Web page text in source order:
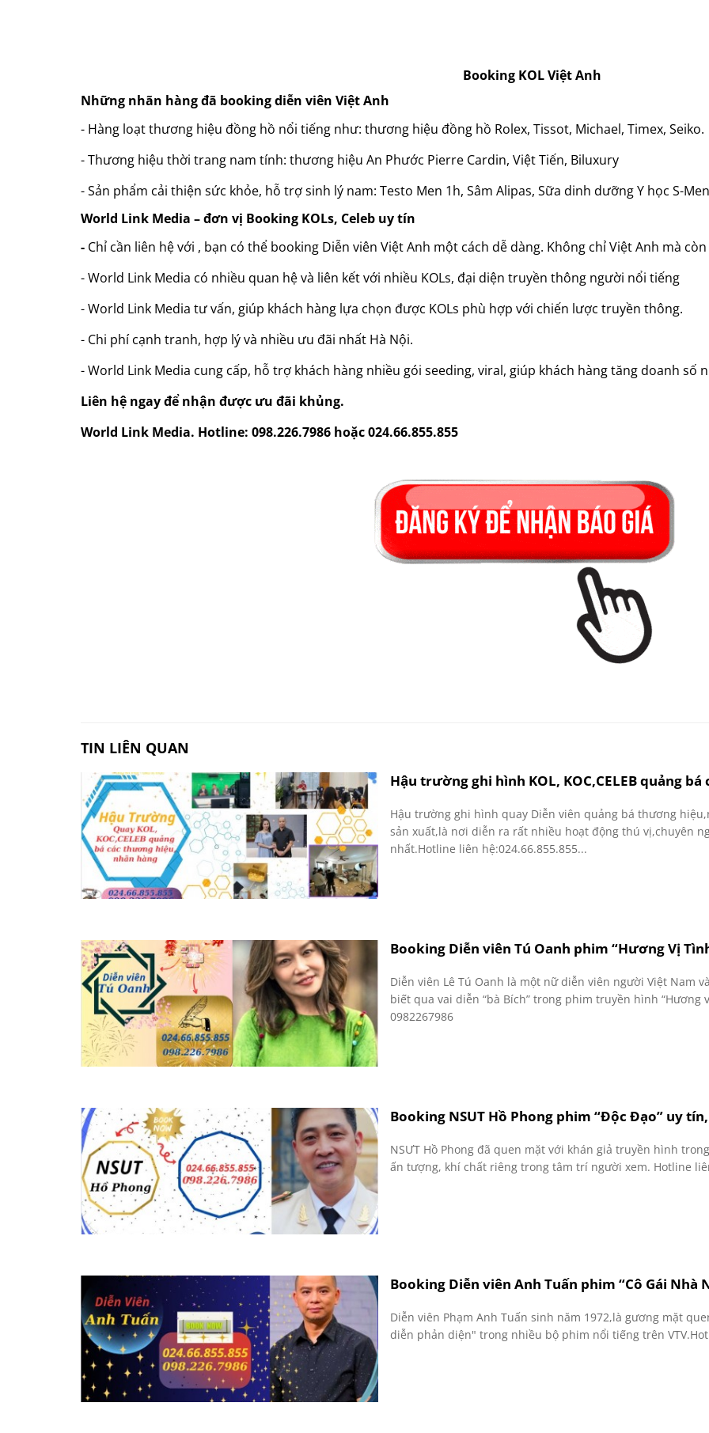
Booking KOL Việt Anh
Những nhãn hàng đã booking diễn viên Việt Anh
- Hàng loạt thương hiệu đồng hồ nổi tiếng như: thương hiệu đồng hồ Rolex, Tissot, Michael, Timex, Seiko.
- Thương hiệu thời trang nam tính: thương hiệu An Phước Pierre Cardin, Việt Tiến, Biluxury
- Sản phẩm cải thiện sức khỏe, hỗ trợ sinh lý nam: Testo Men 1h, Sâm Alipas, Sữa dinh dưỡng Y học S-
World Link Media – đơn vị Booking KOLs, Celeb uy tín
- Chỉ cần liên hệ với , bạn có thể booking Diễn viên Việt Anh một cách dễ dàng. Không chỉ Việt Anh mà còn
- World Link Media có nhiều quan hệ và liên kết với nhiều KOLs, đại diện truyền thông người nổi tiếng
- World Link Media tư vấn, giúp khách hàng lựa chọn được KOLs phù hợp với chiến lược truyền thông.
- Chi phí cạnh tranh, hợp lý và nhiều ưu đãi nhất Hà Nội.
- World Link Media cung cấp, hỗ trợ khách hàng nhiều gói seeding, viral, giúp khách hàng tăng doanh số
Liên hệ ngay để nhận được ưu đãi khủng.
World Link Media. Hotline: 098.226.7986 hoặc 024.66.855.855
TIN LIÊN QUAN
Hậu trường ghi hình KOL, KOC,CELEB quảng
Hậu trường ghi hình quay Diễn viên quảng bá thương
sản xuất,là nơi diễn ra rất nhiều hoạt động thú vị,chuyên
nhất.Hotline liên hệ:024.66.855.855...
Booking Diễn viên Tú Oanh phim “Hương Vị
Diễn viên Lê Tú Oanh là một nữ diễn viên người Việt Nam
biết qua vai diễn “bà Bích” trong phim truyền hình “Hương
0982267986
Booking NSUT Hồ Phong phim “Độc Đạo” uy
NSƯT Hồ Phong đã quen mặt với khán giả truyền hình
ấn tượng, khí chất riêng trong tâm trí người xem. Hotline
Booking Diễn viên Anh Tuấn phim “Cô Gái Nhà
Diễn viên Phạm Anh Tuấn sinh năm 1972,là gương mặt
diễn phản diện" trong nhiều bộ phim nổi tiếng trên